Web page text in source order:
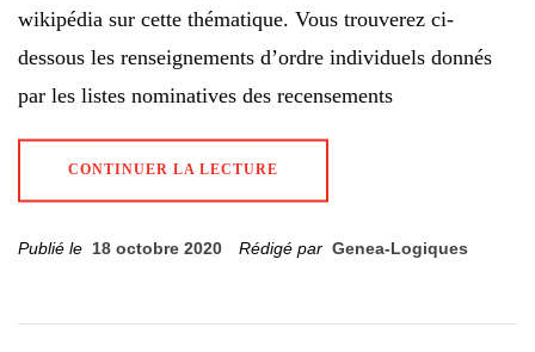
wikipédia sur cette thématique. Vous trouverez ci-
dessous les renseignements d’ordre individuels donnés
par les listes nominatives des recensements
CONTINUER LA LECTURE
Publié le 18 octobre 2020 Rédigé par Genea-Logiques